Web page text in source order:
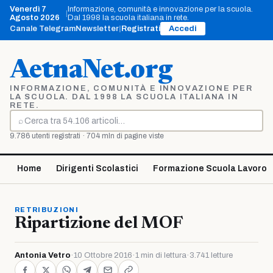
Vai
contenuto
Venerdì 7
Agosto 2026
Informazione, comunità e innovazione per la scuola.
Dal 1998 la scuola italiana in rete.
Canale TelegramNewsletter Registrati Accedi
AetnaNet.org
INFORMAZIONE, COMUNITÀ E INNOVAZIONE PER
LA SCUOLA. DAL 1998 LA SCUOLA ITALIANA IN
RETE.
⌕
Cerca
9.786 utenti registrati · 704 mln di pagine viste
Home Dirigenti Scolastici Formazione Scuola Lavoro
RETRIBUZIONI
Ripartizione del MOF
Antonia Vetro ·10 Ottobre 2016 ·1 min di lettura· 3.741 letture